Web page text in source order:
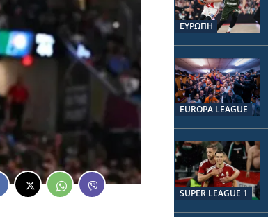
ΕΥΡΩΠΗ
EUROPA LEAGUE
SUPER LEAGUE 1